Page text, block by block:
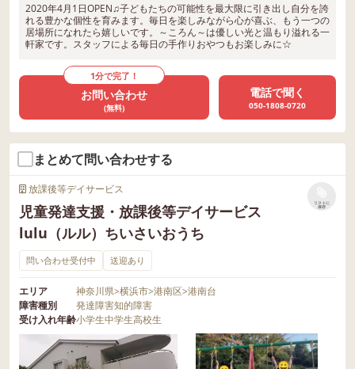
2020年4月1日OPEN♫子どもたちの可能性を最大限に引き出し自分を誇
れる豊かな個性を育みます。毎日を楽しみながら心が喜ぶ、もう一つの
居場所になれたら嬉しいです。～ころん～は優しい光と温もり溢れる一
軒家です。スタッフによる毎日の手作りおやつもお楽しみに☆
1分で完了！
お問い合わせ
(無料)
電話で聞く
050-1808-0720
まとめて問い合わせする
放課後等デイサービス
児童発達支援・放課後等デイサービス
lulu（ルル）ちいさいおうち
リストに
保存
問い合わせ受付中 送迎あり
エリア 神奈川県>横浜市>港南区>港南台
障害種別
発達障害知的障害
受け入れ年齢小学生中学生高校生